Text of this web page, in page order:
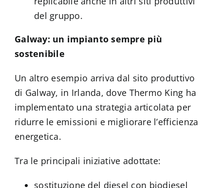
del gruppo.
Galway: un impianto sempre più
sostenibile
Un altro esempio arriva dal sito produttivo
di Galway, in Irlanda, dove Thermo King ha
implementato una strategia articolata per
ridurre le emissioni e migliorare l’efficienza
energetica.
Tra le principali iniziative adottate:
sostituzione del diesel con biodiesel